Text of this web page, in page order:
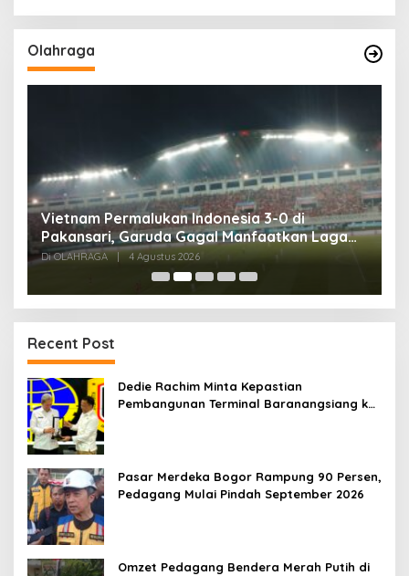
Olahraga
Vietnam Permalukan Indonesia 3-0 di
Pakansari, Garuda Gagal Manfaatkan Laga
Kandang
Di OLAHRAGA 4 Agustus 2026
Recent Post
Dedie Rachim Minta Kepastian
Pembangunan Terminal Baranangsiang ke
Pasar Merdeka Bogor Rampung 90 Persen,
Pedagang Mulai Pindah September 2026
Omzet Pedagang Bendera Merah Putih di